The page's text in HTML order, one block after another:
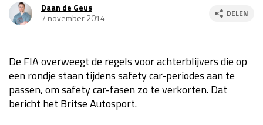
GP SÃO PAULO 2026 06 - 08 nov
Kwalificatie
za 19:00 - 20:00
Race
zo 18:00 - 20:00
Daan de Geus
7 november 2014
DELEN
De FIA overweegt de regels voor achterblijvers die op
een rondje staan tijdens safety car-periodes aan te
passen, om safety car-fasen zo te verkorten. Dat
bericht het Britse Autosport.